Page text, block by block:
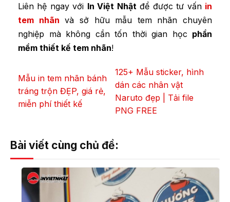
Liên hệ ngay với In Việt Nhật để được tư vấn in
tem nhãn và sở hữu mẫu tem nhãn chuyên
nghiệp mà không cần tốn thời gian học phần
mềm thiết kế tem nhãn!
Mẫu in tem nhãn bánh
tráng trộn ĐẸP, giá rẻ,
miễn phí thiết kế
125+ Mẫu sticker, hình
dán các nhân vật
Naruto đẹp | Tải file
PNG FREE
Bài viết cùng chủ đề: